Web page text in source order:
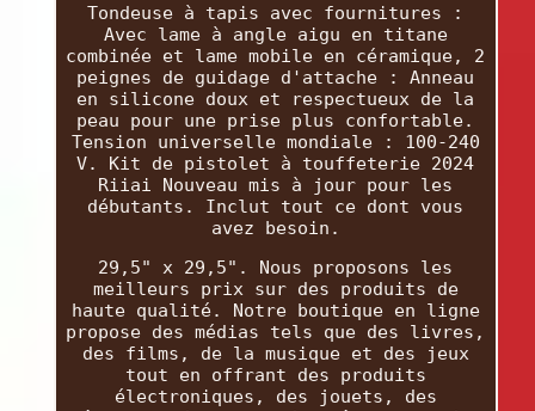
Tondeuse à tapis avec fournitures :
Avec lame à angle aigu en titane
combinée et lame mobile en céramique, 2
peignes de guidage d'attache : Anneau
en silicone doux et respectueux de la
peau pour une prise plus confortable.
Tension universelle mondiale : 100-240
V. Kit de pistolet à touffeterie 2024
Riiai Nouveau mis à jour pour les
débutants. Inclut tout ce dont vous
avez besoin.
29,5" x 29,5". Nous proposons les
meilleurs prix sur des produits de
haute qualité. Notre boutique en ligne
propose des médias tels que des livres,
des films, de la musique et des jeux
tout en offrant des produits
électroniques, des jouets, des